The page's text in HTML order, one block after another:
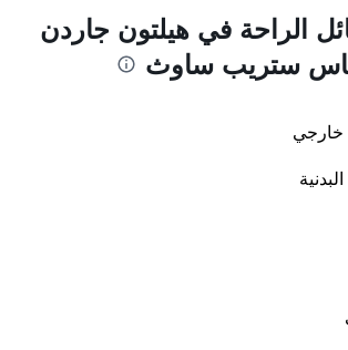
الراحة في هيلتون جاردن
ستريب ساوث
خارجي